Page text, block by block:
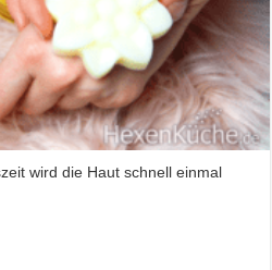
wird die Haut schnell einmal